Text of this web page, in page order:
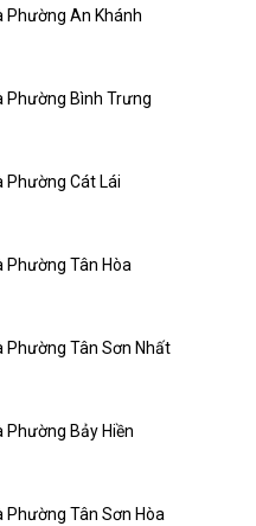
Phường An Khánh
Phường Bình Trưng
Phường Cát Lái
Phường Tân Hòa
Phường Tân Sơn Nhất
Bảy Hiền
Phường Tân Sơn Hòa